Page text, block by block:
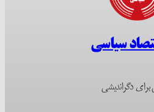
سیاسی
برای دگراندیشی